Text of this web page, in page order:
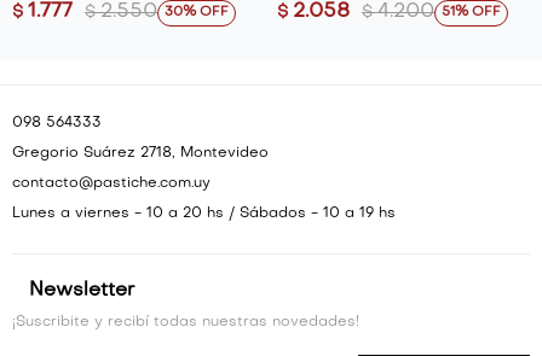
$ 1.777 $ 2.550 30 $ 2.058 $ 4.200 51
Newsletter
¡Suscribite y recibí todas nuestras novedades!
098 564333
Gregorio Suárez 2718, Montevideo
contacto@pastiche.com.uy
Lunes a viernes - 10 a 20 hs / Sábados - 10 a 19 hs